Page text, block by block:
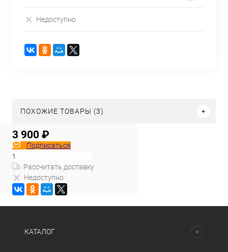
Недоступно
ПОХОЖИЕ ТОВАРЫ (3)
3 900 ₽
Подписаться
Рассчитать доставку
Недоступно
КАТАЛОГ